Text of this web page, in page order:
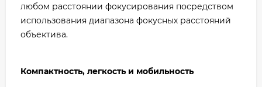
любом расстоянии фокусирования посредством
использования диапазона фокусных расстояний
объектива.
Компактность, легкость и мобильность